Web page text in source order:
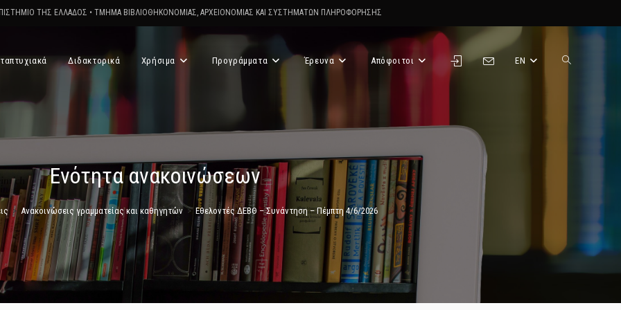
ΤΗΣ ΕΛΛΑΔΟΣ • ΤΜΗΜΑ ΒΙΒΛΙΟΘΗΚΟΝΟΜΙΑΣ, ΑΡΧΕΙΟΝΟΜΙΑΣ ΚΑΙ ΣΥΣΤΗΜΑΤΩΝ ΠΛΗΡΟΦΟΡΗΣΗΣ
Διδακτορικά Χρήσιμα Προγράμματα Έρευνα Απόφοιτοι EN Toggle
Ενότητα ανακοινώσεων
> Ανακοινώσεις γραμματείας και καθηγητών > Εθελοντές ΔΕΒΘ – Συνάντηση – Πέμπτη 4/6/2026